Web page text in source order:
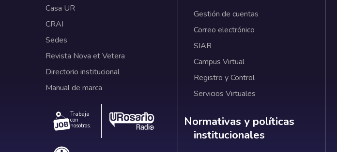
Casa UR
CRAI
Sedes
Revista Nova et Vetera
Directorio institucional
Manual de marca
Trabaja
con
nosotros.
Gestión de cuentas
Correo electrónico
SIAR
Campus Virtual
Registro y Control
Servicios Virtuales
Normativas y políticas
Normativas y políticas
institucionales